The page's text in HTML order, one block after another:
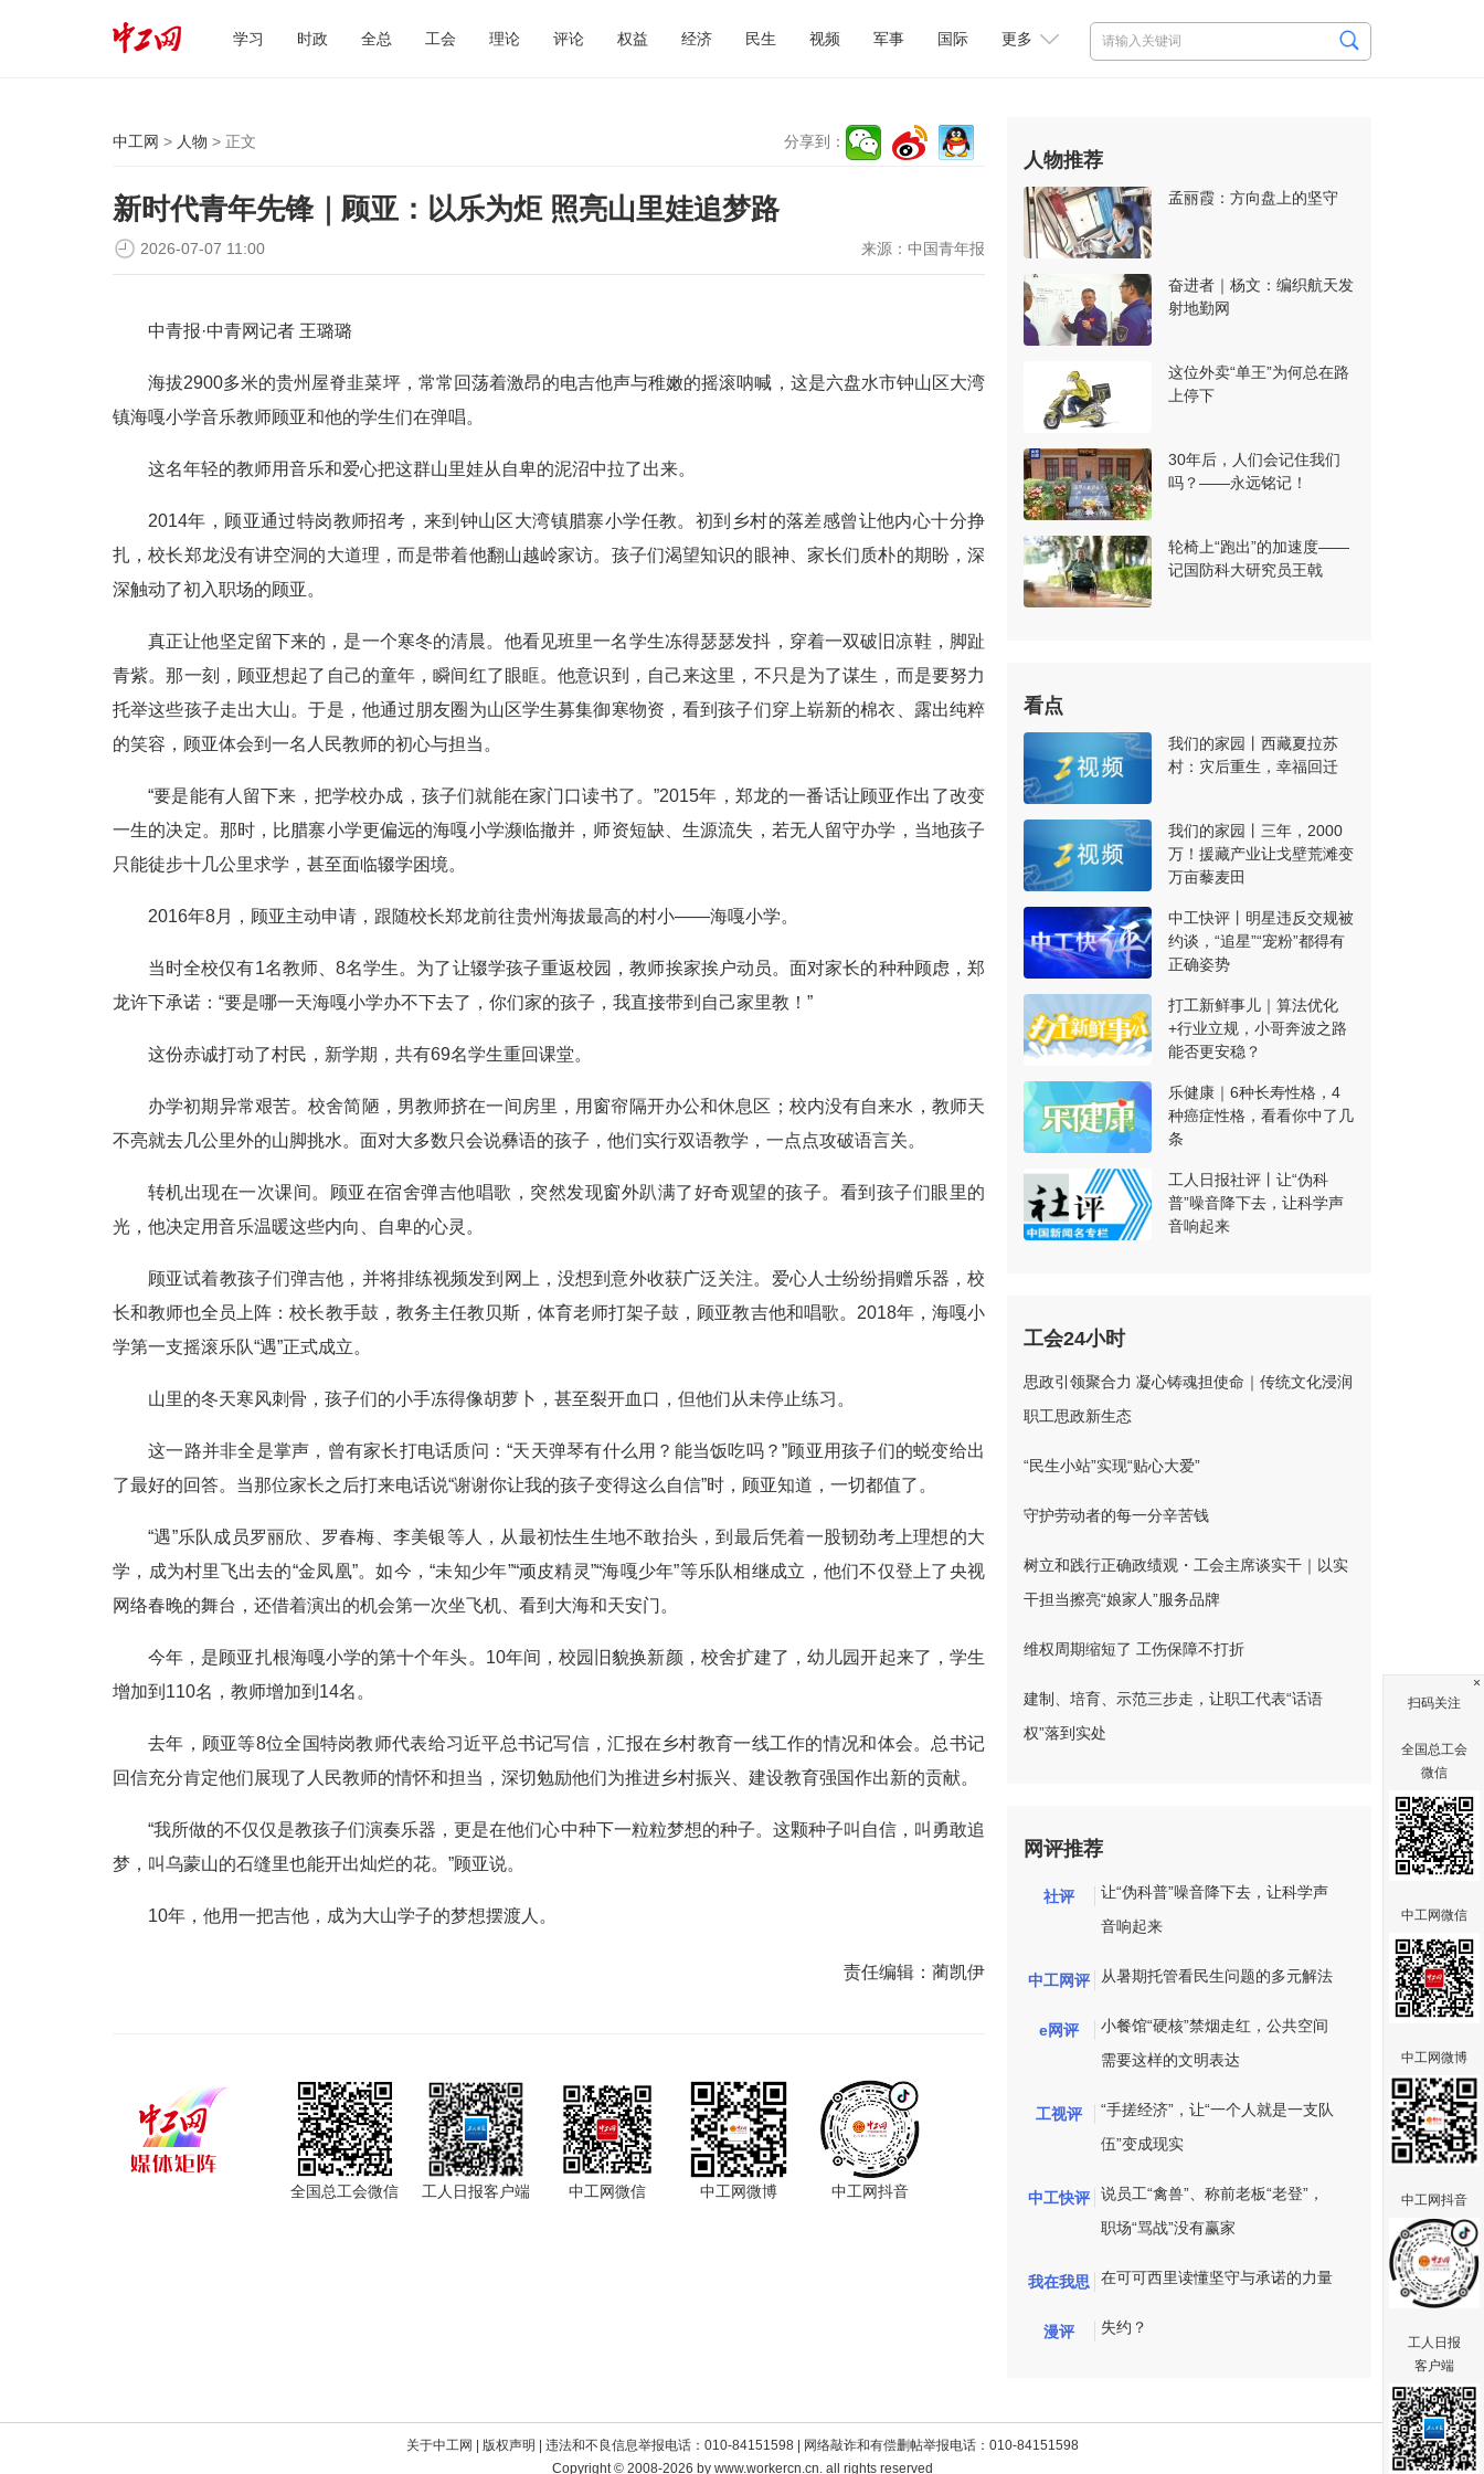
学习 时政 全总 工会 理论 评论 权益 经济 民生 视频 军事 国际 更多
中工网 > 人物 > 正文 分享到：
新时代青年先锋｜顾亚：以乐为炬 照亮山里娃追梦路
来源： 中国青年报
2026-07-07 11:00
中青报·中青网记者 王璐璐
海拔2900多米的贵州屋脊韭菜坪，常常回荡着激昂的电吉他声与稚嫩的摇滚呐喊，这是六盘水市钟山区大湾
镇海嘎小学音乐教师顾亚和他的学生们在弹唱。
这名年轻的教师用音乐和爱心把这群山里娃从自卑的泥沼中拉了出来。
2014年，顾亚通过特岗教师招考，来到钟山区大湾镇腊寨小学任教。初到乡村的落差感曾让他内心十分挣
扎，校长郑龙没有讲空洞的大道理，而是带着他翻山越岭家访。孩子们渴望知识的眼神、家长们质朴的期盼，深
深触动了初入职场的顾亚。
真正让他坚定留下来的，是一个寒冬的清晨。他看见班里一名学生冻得瑟瑟发抖，穿着一双破旧凉鞋，脚趾
青紫。那一刻，顾亚想起了自己的童年，瞬间红了眼眶。他意识到，自己来这里，不只是为了谋生，而是要努力
托举这些孩子走出大山。于是，他通过朋友圈为山区学生募集御寒物资，看到孩子们穿上崭新的棉衣、露出纯粹
的笑容，顾亚体会到一名人民教师的初心与担当。
“要是能有人留下来，把学校办成，孩子们就能在家门口读书了。”2015年，郑龙的一番话让顾亚作出了改变
一生的决定。那时，比腊寨小学更偏远的海嘎小学濒临撤并，师资短缺、生源流失，若无人留守办学，当地孩子
只能徒步十几公里求学，甚至面临辍学困境。
2016年8月，顾亚主动申请，跟随校长郑龙前往贵州海拔最高的村小——海嘎小学。
当时全校仅有1名教师、8名学生。为了让辍学孩子重返校园，教师挨家挨户动员。面对家长的种种顾虑，郑
龙许下承诺：“要是哪一天海嘎小学办不下去了，你们家的孩子，我直接带到自己家里教！”
这份赤诚打动了村民，新学期，共有69名学生重回课堂。
办学初期异常艰苦。校舍简陋，男教师挤在一间房里，用窗帘隔开办公和休息区；校内没有自来水，教师天
不亮就去几公里外的山脚挑水。面对大多数只会说彝语的孩子，他们实行双语教学，一点点攻破语言关。
转机出现在一次课间。顾亚在宿舍弹吉他唱歌，突然发现窗外趴满了好奇观望的孩子。看到孩子们眼里的
光，他决定用音乐温暖这些内向、自卑的心灵。
顾亚试着教孩子们弹吉他，并将排练视频发到网上，没想到意外收获广泛关注。爱心人士纷纷捐赠乐器，校
长和教师也全员上阵：校长教手鼓，教务主任教贝斯，体育老师打架子鼓，顾亚教吉他和唱歌。2018年，海嘎小
学第一支摇滚乐队“遇”正式成立。
山里的冬天寒风刺骨，孩子们的小手冻得像胡萝卜，甚至裂开血口，但他们从未停止练习。
这一路并非全是掌声，曾有家长打电话质问：“天天弹琴有什么用？能当饭吃吗？”顾亚用孩子们的蜕变给出
了最好的回答。当那位家长之后打来电话说“谢谢你让我的孩子变得这么自信”时，顾亚知道，一切都值了。
“遇”乐队成员罗丽欣、罗春梅、李美银等人，从最初怯生生地不敢抬头，到最后凭着一股韧劲考上理想的大
学，成为村里飞出去的“金凤凰”。如今，“未知少年”“顽皮精灵”“海嘎少年”等乐队相继成立，他们不仅登上了央视
网络春晚的舞台，还借着演出的机会第一次坐飞机、看到大海和天安门。
今年，是顾亚扎根海嘎小学的第十个年头。10年间，校园旧貌换新颜，校舍扩建了，幼儿园开起来了，学生
增加到110名，教师增加到14名。
去年，顾亚等8位全国特岗教师代表给习近平总书记写信，汇报在乡村教育一线工作的情况和体会。总书记
回信充分肯定他们展现了人民教师的情怀和担当，深切勉励他们为推进乡村振兴、建设教育强国作出新的贡献。
“我所做的不仅仅是教孩子们演奏乐器，更是在他们心中种下一粒粒梦想的种子。这颗种子叫自信，叫勇敢追
梦，叫乌蒙山的石缝里也能开出灿烂的花。”顾亚说。
10年，他用一把吉他，成为大山学子的梦想摆渡人。
责任编辑： 蔺凯伊
全国总工会微信 工人日报客户端 中工网微信 中工网微博 中工网抖音
人物推荐
孟丽霞：方向盘上的坚守
奋进者｜杨文：编织航天发
射地勤网
这位外卖“单王”为何总在路
上停下
30年后，人们会记住我们
吗？——永远铭记！
轮椅上“跑出”的加速度——
记国防科大研究员王戟
看点
我们的家园丨西藏夏拉苏
村：灾后重生，幸福回迁
我们的家园丨三年，2000
万！援藏产业让戈壁荒滩变
万亩藜麦田
中工快评丨明星违反交规被
约谈，“追星”“宠粉”都得有
正确姿势
打工新鲜事儿｜算法优化
+行业立规，小哥奔波之路
能否更安稳？
乐健康｜6种长寿性格，4
种癌症性格，看看你中了几
条
工人日报社评丨让“伪科
普”噪音降下去，让科学声
音响起来
工会24小时
思政引领聚合力 凝心铸魂担使命｜传统文化浸润
职工思政新生态
“民生小站”实现“贴心大爱”
守护劳动者的每一分辛苦钱
树立和践行正确政绩观・工会主席谈实干｜以实
干担当擦亮“娘家人”服务品牌
维权周期缩短了 工伤保障不打折
建制、培育、示范三步走，让职工代表“话语
权”落到实处
网评推荐
社评
让“伪科普”噪音降下去，让科学声
音响起来
中工网评 从暑期托管看民生问题的多元解法
e网评
小餐馆“硬核”禁烟走红，公共空间
需要这样的文明表达
工视评
“手搓经济”，让“一个人就是一支队
伍”变成现实
中工快评
说员工“禽兽”、称前老板“老登”，
职场“骂战”没有赢家
我在我思 在可可西里读懂坚守与承诺的力量
漫评 失约？
关于中工网 版权声明
| 违法和不良信息举报电话：010-84151598 | 网络敲诈和有偿删帖举报电话：010-84151598
Copyright © 2008-2026 by www.workercn.cn. all rights reserved
扫码关注
全国总工会
微信
中工网微信
中工网微博
中工网抖音
工人日报
客户端
×